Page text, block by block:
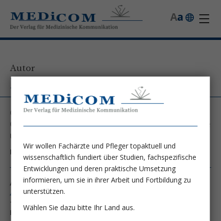
a
A
Autor
Kristina Franz, MSc
Charité - Universitätsmedizin Berlin, Charité
Centrum Innere Medizin mit Gastroenterologie
und Nephrologie CC 13
Kontakt unter: kristina.franz@charite.de
Autor von folgenden Artikeln:
Ausgabe 1/17
Trinknahrung zur Therapie der Mangelernährung nach
Krankenhausentlassung
Wir wollen Fachärzte und Pfleger topaktuell und
wissenschaftlich fundiert über Studien, fachspezifische
Entwicklungen und deren praktische Umsetzung
informieren, um sie in ihrer Arbeit und Fortbildung zu
unterstützen.
Wählen Sie dazu bitte Ihr Land aus.